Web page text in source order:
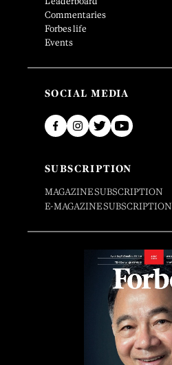
Commentaries
Forbes life
Events
SOCIAL MEDIA
SUBSCRIPTION
MAGAZINE SUBSCRIPTION
E-MAGAZINE SUBSCRIPTION